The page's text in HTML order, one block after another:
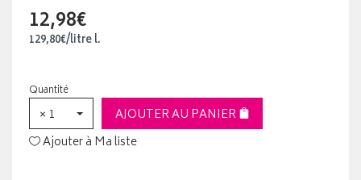
12,98€
129,80€/litrel.
Quantité
× 1
AJOUTER AU PANIER
Ajouter à Ma liste